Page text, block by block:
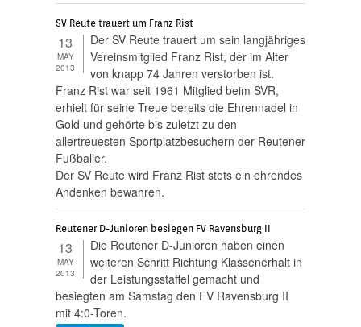
SV Reute trauert um Franz Rist
13
MAY
2013
Der SV Reute trauert um sein langjähriges
Vereinsmitglied Franz Rist, der im Alter
von knapp 74 Jahren verstorben ist.
Franz Rist war seit 1961 Mitglied beim SVR,
erhielt für seine Treue bereits die Ehrennadel in
Gold und gehörte bis zuletzt zu den
allertreuesten Sportplatzbesuchern der Reutener
Fußballer.
Der SV Reute wird Franz Rist stets ein ehrendes
Andenken bewahren.
Reutener D-Junioren besiegen FV Ravensburg II
13
MAY
2013
Die Reutener D-Junioren haben einen
weiteren Schritt Richtung Klassenerhalt in
der Leistungsstaffel gemacht und
besiegten am Samstag den FV Ravensburg II
mit 4:0-Toren.